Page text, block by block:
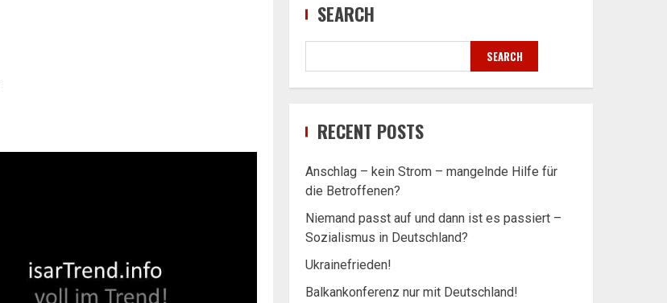
SEARCH
SEARCH
RECENT POSTS
Anschlag – kein Strom – mangelnde Hilfe für
die Betroffenen?
Niemand passt auf und dann ist es passiert –
Sozialismus in Deutschland?
Ukrainefrieden!
Balkankonferenz nur mit Deutschland!